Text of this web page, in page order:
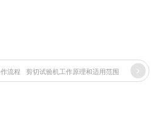
流程 剪切试验机工作原理和适用范围